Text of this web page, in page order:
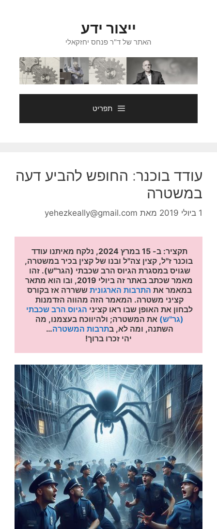
ייצור ידע
האתר של ד"ר פנחס יחזקאלי
תפריט
עודד בוכנר: החופש להביע דעה
במשטרה
1 ביולי 2019 מאת yehezkeally@gmail.com
במאמר את התרבות הארגונית
לבחון את האופן שבו ראו קציני
(גר"ש)
השתנה, ומה לא, בתרבות המשטרה…
יהי זכרו ברוך!